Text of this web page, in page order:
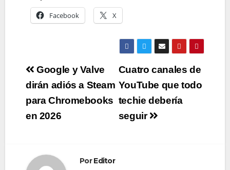
Facebook X
Navegación
de
entradas
Cuatro canales de
YouTube que todo
techie debería
seguir
Google y Valve
dirán adiós a Steam
para Chromebooks
en 2026
PorEditor